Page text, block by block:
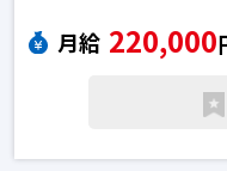
月給 220,000